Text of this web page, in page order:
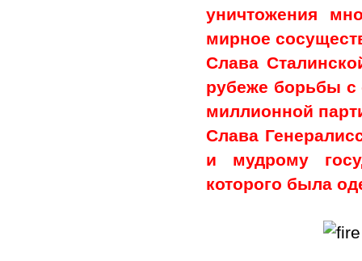
уничтожения
мирное
Слава
рубеже борьбы с
миллионной
Слава
и мудрому
которого была